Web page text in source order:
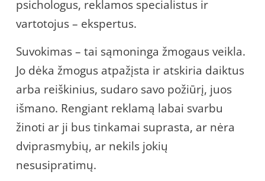
psichologus, reklamos specialistus ir
vartotojus – ekspertus.
Suvokimas – tai sąmoninga žmogaus veikla.
Jo dėka žmogus atpažįsta ir atskiria daiktus
arba reiškinius, sudaro savo požiūrį, juos
išmano. Rengiant reklamą labai svarbu
žinoti ar ji bus tinkamai suprasta, ar nėra
dviprasmybių, ar nekils jokių
nesusipratimų.